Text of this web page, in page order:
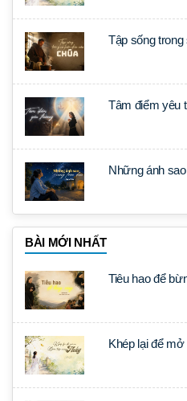
Tập sống
Tâm điểm yêu
Những ánh
BÀI MỚI NHẤT
Tiêu hao để
Khép lại để